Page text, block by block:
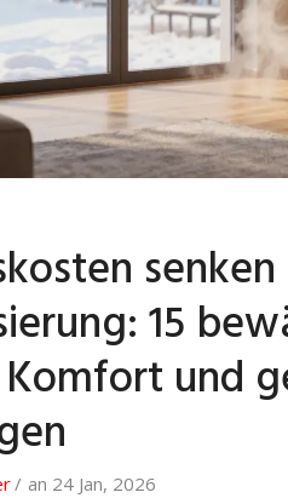
15
und
an 24 Jan, 2026